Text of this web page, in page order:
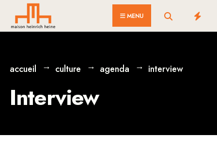
MENU
accueil culture agenda interview
Interview